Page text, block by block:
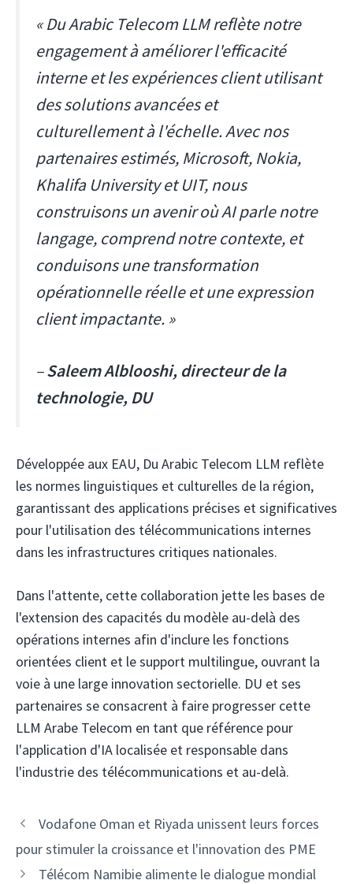
« Du Arabic Telecom LLM reflète notre
engagement à améliorer l'efficacité
interne et les expériences client utilisant
des solutions avancées et
culturellement à l'échelle. Avec nos
partenaires estimés, Microsoft, Nokia,
Khalifa University et UIT, nous
construisons un avenir où AI parle notre
langage, comprend notre contexte, et
conduisons une transformation
opérationnelle réelle et une expression
client impactante. »
–Saleem Alblooshi, directeur de la
technologie, DU
Développée aux EAU, Du Arabic Telecom LLM reflète
les normes linguistiques et culturelles de la région,
garantissant des applications précises et significatives
pour l'utilisation des télécommunications internes
dans les infrastructures critiques nationales.
Dans l'attente, cette collaboration jette les bases de
l'extension des capacités du modèle au-delà des
opérations internes afin d'inclure les fonctions
orientées client et le support multilingue, ouvrant la
voie à une large innovation sectorielle. DU et ses
partenaires se consacrent à faire progresser cette
LLM Arabe Telecom en tant que référence pour
l'application d'IA localisée et responsable dans
l'industrie des télécommunications et au-delà.
Navigation
des
articles
Vodafone Oman et Riyada unissent leurs forces
pour stimuler la croissance et l'innovation des PME
Télécom Namibie alimente le dialogue mondial